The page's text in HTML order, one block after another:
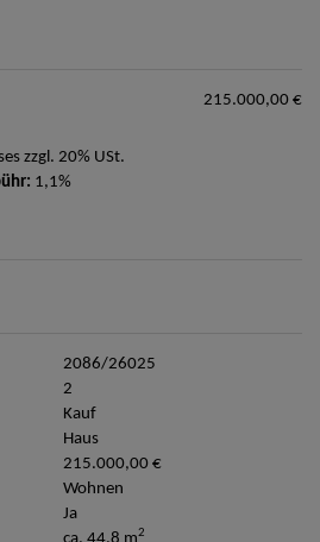
215.000,00 €
zzgl. 20% USt.
1,1%
2086/26025
2
Kauf
Haus
215.000,00 €
Wohnen
Ja
2